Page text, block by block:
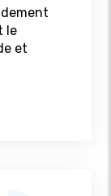
le
et